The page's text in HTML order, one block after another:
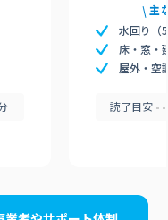
主
水回り（
床・窓・
屋外・空
読了目安